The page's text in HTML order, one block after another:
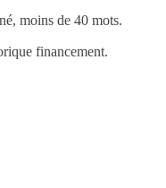
moins de 40 mots.
financement.